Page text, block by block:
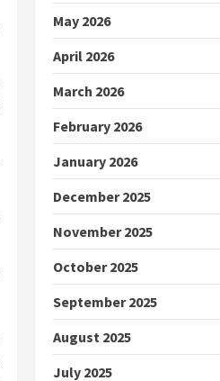
May 2026
April 2026
March 2026
February 2026
January 2026
December 2025
November 2025
October 2025
September 2025
August 2025
July 2025